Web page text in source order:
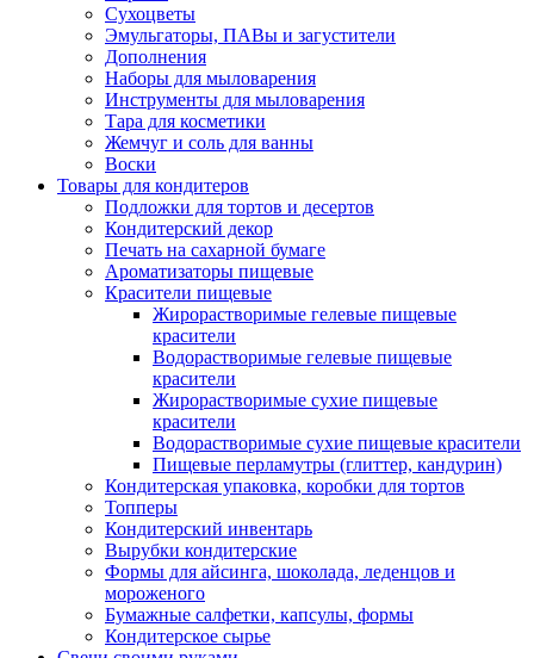
Сухоцветы
Эмульгаторы, ПАВы и загустители
Дополнения
Наборы для мыловарения
Инструменты для мыловарения
Тара для косметики
Жемчуг и соль для ванны
Воски
Товары для кондитеров
Подложки для тортов и десертов
Кондитерский декор
Печать на сахарной бумаге
Ароматизаторы пищевые
Красители пищевые
Жирорастворимые гелевые пищевые
красители
Водорастворимые гелевые пищевые
красители
Жирорастворимые сухие пищевые
красители
Водорастворимые сухие пищевые красители
Пищевые перламутры (глиттер, кандурин)
Кондитерская упаковка, коробки для тортов
Топперы
Кондитерский инвентарь
Вырубки кондитерские
Формы для айсинга, шоколада, леденцов и
мороженого
Бумажные салфетки, капсулы, формы
Кондитерское сырье